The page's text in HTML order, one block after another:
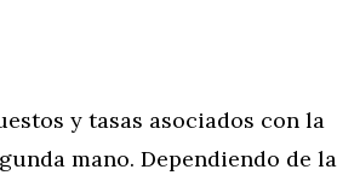
y tasas asociados con la
mano. Dependiendo de la